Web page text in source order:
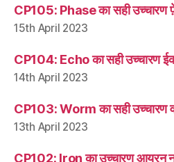
CP105: Phase का सही उच्चारण
15th April 2023
CP104: Echo का सही उच्चारण
14th April 2023
CP103: Worm का सही उच्चारण
13th April 2023
CP102: Iron का उच्चारण आयरन